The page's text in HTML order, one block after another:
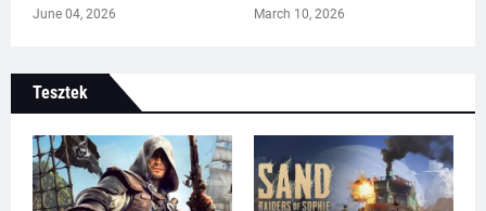
June 04, 2026 March 10, 2026
Tesztek